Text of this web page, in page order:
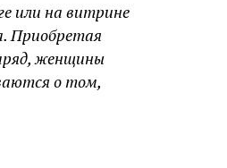
или на витрине
Приобретая
женщины
о том,